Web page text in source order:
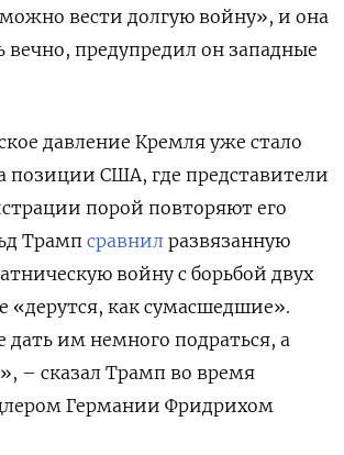
вести долгую войну», и она
вечно, предупредил он западные
давление Кремля уже стало
позиции США, где представители
порой повторяют его
Трамп сравнил развязанную
войну с борьбой двух
«дерутся, как сумасшедшие».
дать им немного подраться, а
– сказал Трамп во время
Германии Фридрихом